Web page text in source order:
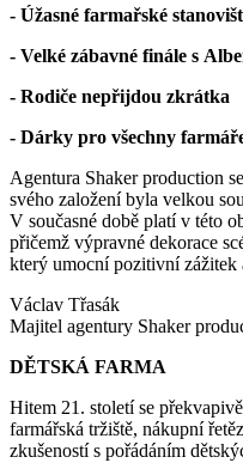
- Úžasné farmařské
- Velké zábavné finále s
- Rodiče nepřijdou zkrátka
- Dárky pro všechny
Agentura Shaker production
svého založení byla velkou
V současné době platí v této
přičemž výpravné dekorace
který umocní pozitivní zážitek
Václav Třasák
Majitel agentury Shaker
DĚTSKÁ FARMA
Hitem 21. století se
farmářská tržiště, nákupní
zkušeností s pořádáním